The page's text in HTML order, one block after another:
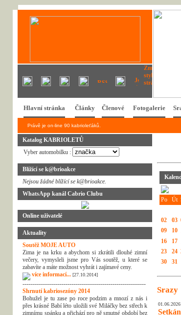
Hlavní stránka Články Členové Fotogalerie
Právě je on-line 90 kabrioleťáků.
Katalog KABRIOLETŮ
Vyber automobilku :
Blížící se k@brioakce
Nejsou žádné blížící se k@brioakce.
WhatsApp kanál Cabrio Clubu
Online uživatelé
Aktuality
Soutěž MOJE AUTO
Zima je na krku a abychom si zkrátili dlouhé zimní
večery, vymysleli jsme pro Vás soutěž, u které se
zabavíte a máte možnost vyhrát i zajímavé ceny.
více informací... [27.10.2014]
---------------------------------------------------------------
Shrnutí kabriosezóny 2014
Bohužel je tu zase po roce podzim a mnozí z nás i
přes krásné Babí léto uložili své Miláčky bez střech k
zimnímu spánku a přichází pro ně smutné období bez
Po
Út
02
03
09
10
16
17
23
24
30
31
Srazy